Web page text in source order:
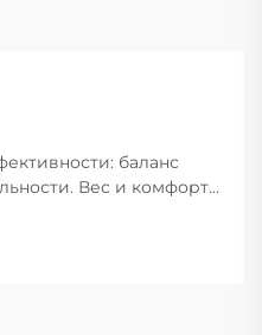
баланс
Вес и комфорт
между